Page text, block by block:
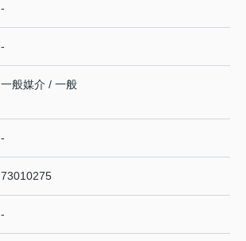
-
-
一般媒介 / 一般
-
73010275
-